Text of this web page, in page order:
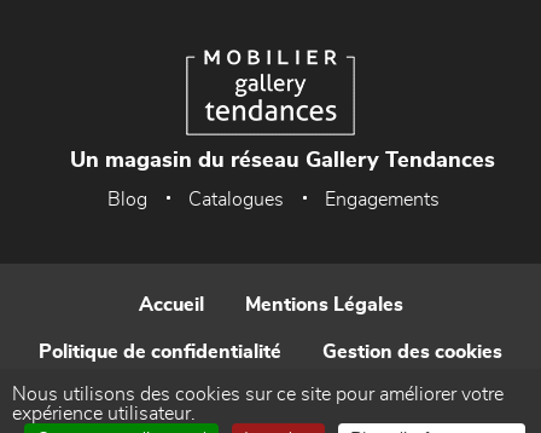
Un magasin du réseau Gallery Tendances
Blog Catalogues Engagements
Accueil Mentions Légales
Politique de confidentialité Gestion des cookies
Contact
Nous utilisons des cookies sur ce site pour améliorer votre
expérience utilisateur.